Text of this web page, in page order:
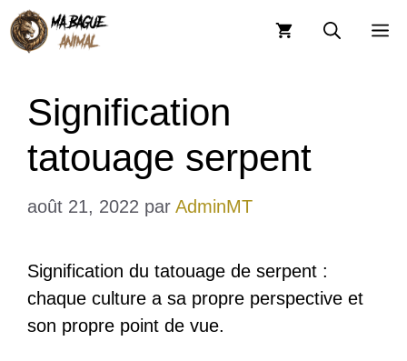
Aller
au
Signification
tatouage serpent
août 21, 2022 par AdminMT
Signification du tatouage de serpent :
chaque culture a sa propre perspective et
son propre point de vue.